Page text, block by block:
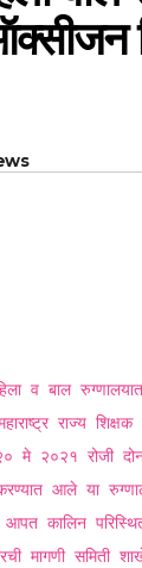
व बाल
राज्य
मे २०२१ रोजी
आले या
आपत कालिन
मागणी समिती